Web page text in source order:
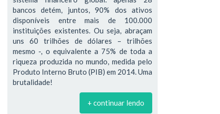
bancos detém, juntos, 90% dos ativos
disponíveis entre mais de 100.000
instituições existentes. Ou seja, abraçam
uns 60 trilhões de dólares – trilhões
mesmo -, o equivalente a 75% de toda a
riqueza produzida no mundo, medida pelo
Produto Interno Bruto (PIB) em 2014. Uma
brutalidade!
+ continuar lendo